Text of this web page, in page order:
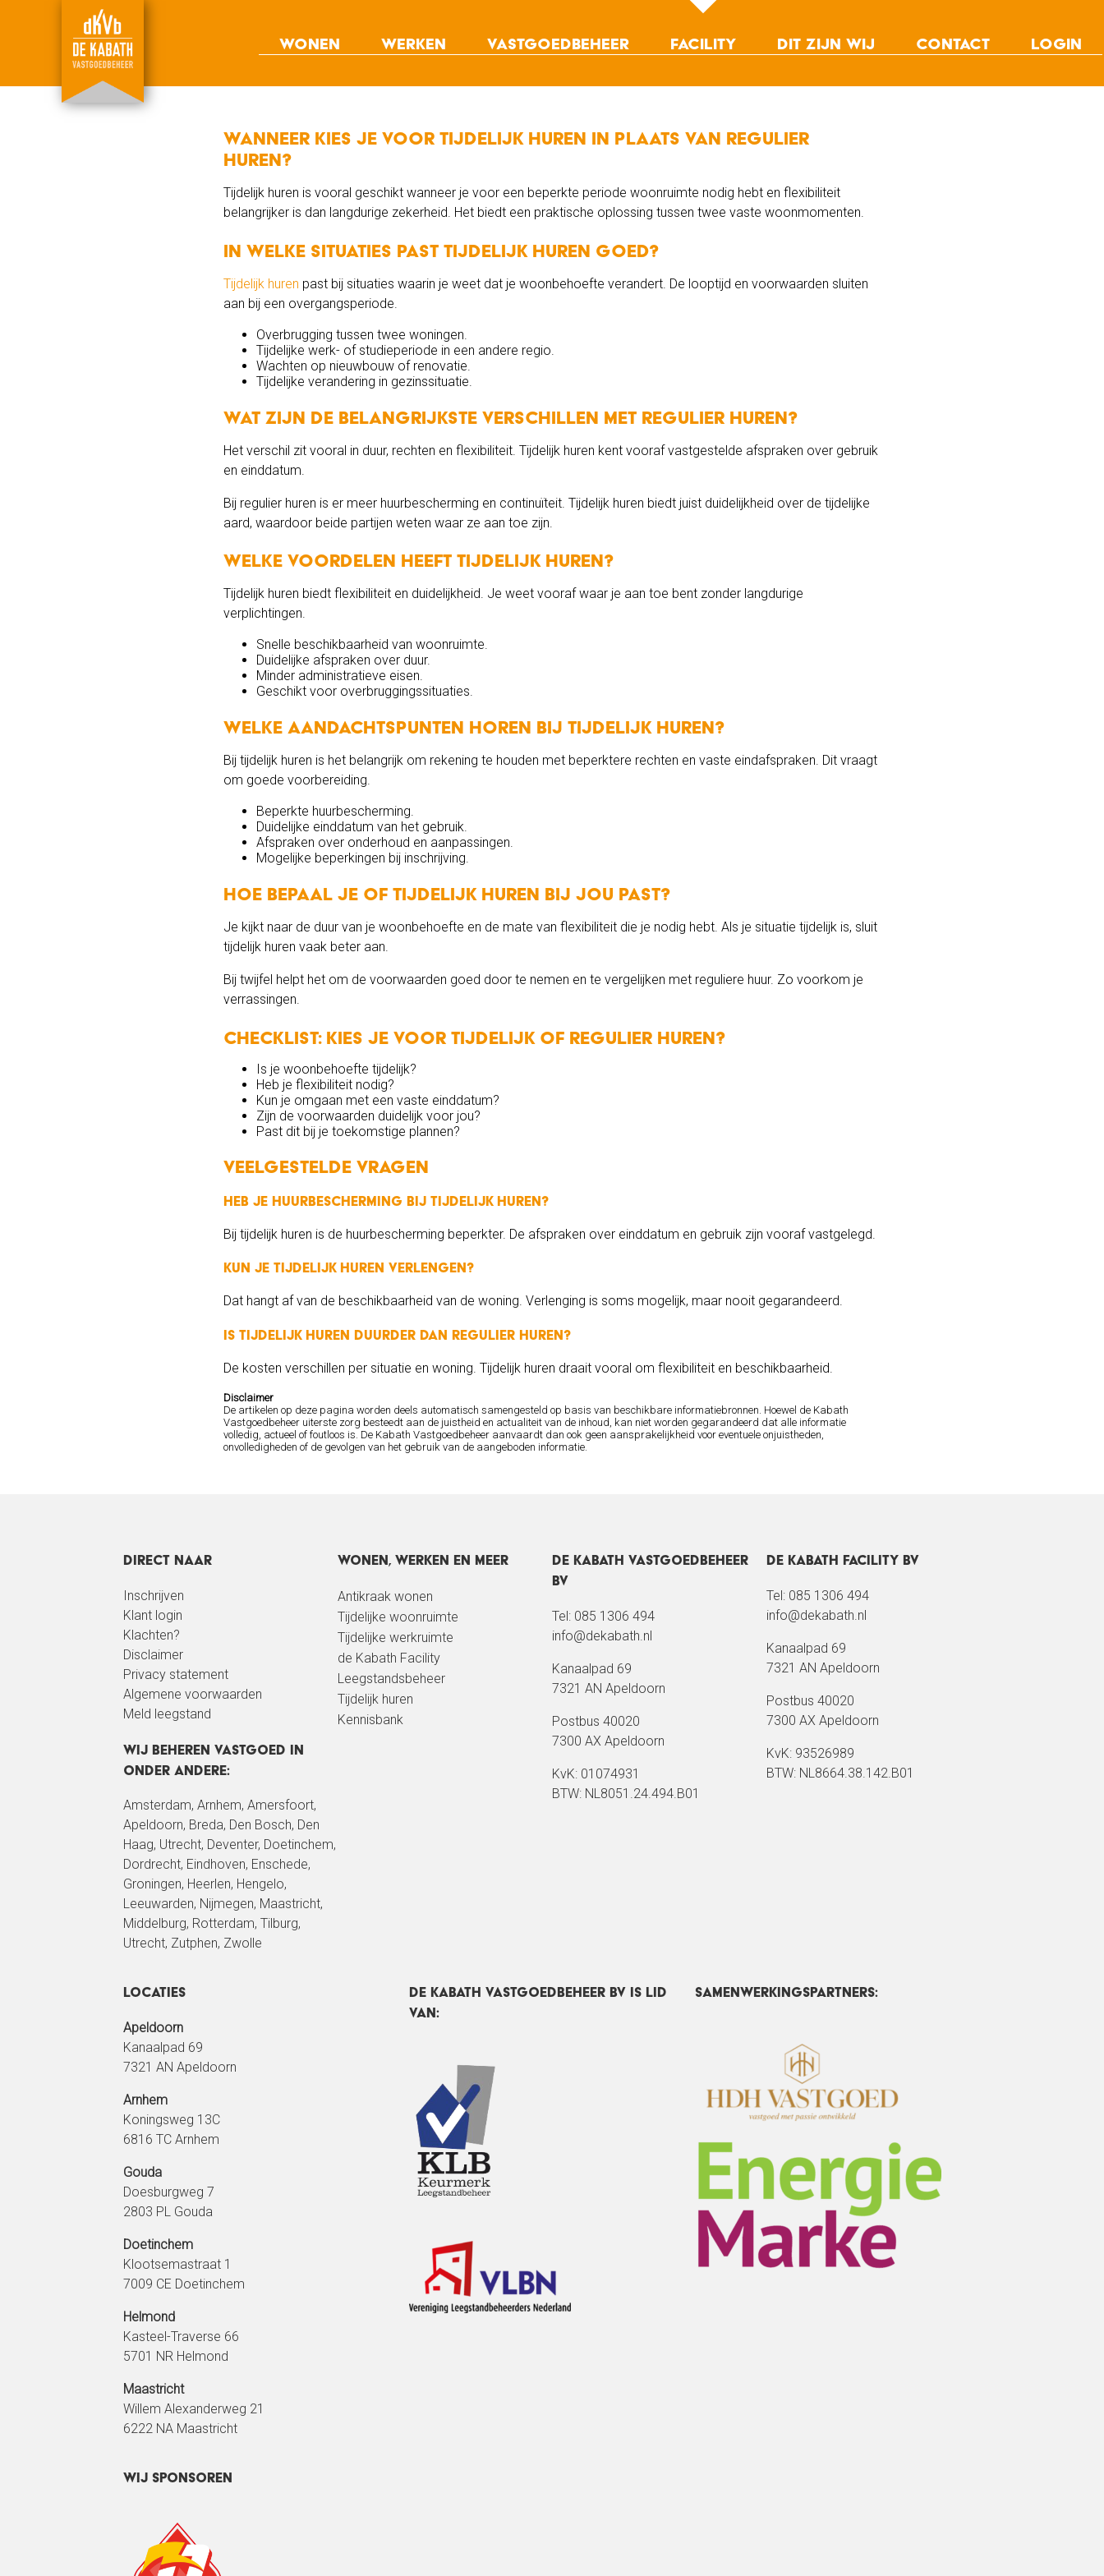
Wonen Werken Vastgoedbeheer
Asset management
Facility
Mandare
Dit zijn wij Contact Login
Wanneer kies je voor tijdelijk huren in plaats van regulier
huren?
Tijdelijk huren is vooral geschikt wanneer je voor een beperkte periode woonruimte nodig hebt en flexibiliteit
belangrijker is dan langdurige zekerheid. Het biedt een praktische oplossing tussen twee vaste woonmomenten.
In welke situaties past tijdelijk huren goed?
Tijdelijk huren past bij situaties waarin je weet dat je woonbehoefte verandert. De looptijd en voorwaarden sluiten
aan bij een overgangsperiode.
Overbrugging tussen twee woningen.
Tijdelijke werk- of studieperiode in een andere regio.
Wachten op nieuwbouw of renovatie.
Tijdelijke verandering in gezinssituatie.
Wat zijn de belangrijkste verschillen met regulier huren?
Het verschil zit vooral in duur, rechten en flexibiliteit. Tijdelijk huren kent vooraf vastgestelde afspraken over gebruik
en einddatum.
Bij regulier huren is er meer huurbescherming en continuïteit. Tijdelijk huren biedt juist duidelijkheid over de tijdelijke
aard, waardoor beide partijen weten waar ze aan toe zijn.
Welke voordelen heeft tijdelijk huren?
Tijdelijk huren biedt flexibiliteit en duidelijkheid. Je weet vooraf waar je aan toe bent zonder langdurige
verplichtingen.
Snelle beschikbaarheid van woonruimte.
Duidelijke afspraken over duur.
Minder administratieve eisen.
Geschikt voor overbruggingssituaties.
Welke aandachtspunten horen bij tijdelijk huren?
Bij tijdelijk huren is het belangrijk om rekening te houden met beperktere rechten en vaste eindafspraken. Dit vraagt
om goede voorbereiding.
Beperkte huurbescherming.
Duidelijke einddatum van het gebruik.
Afspraken over onderhoud en aanpassingen.
Mogelijke beperkingen bij inschrijving.
Hoe bepaal je of tijdelijk huren bij jou past?
Je kijkt naar de duur van je woonbehoefte en de mate van flexibiliteit die je nodig hebt. Als je situatie tijdelijk is, sluit
tijdelijk huren vaak beter aan.
Bij twijfel helpt het om de voorwaarden goed door te nemen en te vergelijken met reguliere huur. Zo voorkom je
verrassingen.
Checklist: kies je voor tijdelijk of regulier huren?
Is je woonbehoefte tijdelijk?
Heb je flexibiliteit nodig?
Kun je omgaan met een vaste einddatum?
Zijn de voorwaarden duidelijk voor jou?
Past dit bij je toekomstige plannen?
Veelgestelde vragen
Heb je huurbescherming bij tijdelijk huren?
Bij tijdelijk huren is de huurbescherming beperkter. De afspraken over einddatum en gebruik zijn vooraf vastgelegd.
Kun je tijdelijk huren verlengen?
Dat hangt af van de beschikbaarheid van de woning. Verlenging is soms mogelijk, maar nooit gegarandeerd.
Is tijdelijk huren duurder dan regulier huren?
De kosten verschillen per situatie en woning. Tijdelijk huren draait vooral om flexibiliteit en beschikbaarheid.
Disclaimer
De artikelen op deze pagina worden deels automatisch samengesteld op basis van beschikbare informatiebronnen. Hoewel de Kabath
Vastgoedbeheer uiterste zorg besteedt aan de juistheid en actualiteit van de inhoud, kan niet worden gegarandeerd dat alle informatie
volledig, actueel of foutloos is. De Kabath Vastgoedbeheer aanvaardt dan ook geen aansprakelijkheid voor eventuele onjuistheden,
onvolledigheden of de gevolgen van het gebruik van de aangeboden informatie.
Direct naar
Inschrijven
Klant login
Klachten?
Disclaimer
Privacy statement
Algemene voorwaarden
Meld leegstand
Wij beheren vastgoed in
onder andere:
Amsterdam, Arnhem, Amersfoort,
Apeldoorn, Breda, Den Bosch, Den
Haag, Utrecht, Deventer, Doetinchem,
Dordrecht, Eindhoven, Enschede,
Groningen, Heerlen, Hengelo,
Leeuwarden, Nijmegen, Maastricht,
Middelburg, Rotterdam, Tilburg,
Utrecht, Zutphen, Zwolle
Wonen, werken en meer
Antikraak wonen
Tijdelijke woonruimte
Tijdelijke werkruimte
de Kabath Facility
Leegstandsbeheer
Tijdelijk huren
Kennisbank
De Kabath Vastgoedbeheer
BV
Tel: 085 1306 494
info@dekabath.nl
Kanaalpad 69
7321 AN Apeldoorn
Postbus 40020
7300 AX Apeldoorn
KvK: 01074931
BTW: NL8051.24.494.B01
De Kabath Facility BV
Tel: 085 1306 494
info@dekabath.nl
Kanaalpad 69
7321 AN Apeldoorn
Postbus 40020
7300 AX Apeldoorn
KvK: 93526989
BTW: NL8664.38.142.B01
Locaties
Apeldoorn
Kanaalpad 69
7321 AN Apeldoorn
Arnhem
Koningsweg 13C
6816 TC Arnhem
Gouda
Doesburgweg 7
2803 PL Gouda
Doetinchem
Klootsemastraat 1
7009 CE Doetinchem
Helmond
Kasteel-Traverse 66
5701 NR Helmond
Maastricht
Willem Alexanderweg 21
6222 NA Maastricht
DE Kabath Vastgoedbeheer BV IS LID
VAN:
Samenwerkingspartners:
Wij sponsoren